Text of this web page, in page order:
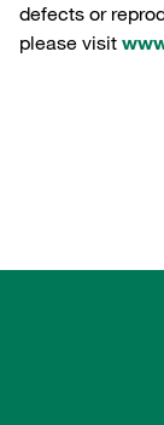
defects or
please visit